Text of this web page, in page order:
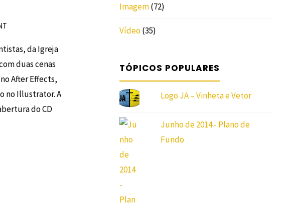
da Igreja
duas cenas
After Effects,
no Illustrator. A
do CD
Imagem(72)
Vídeo(35)
TÓPICOS POPULARES
Logo JA – Vinheta e Vetor
Junho de 2014 - Plano de
Fundo